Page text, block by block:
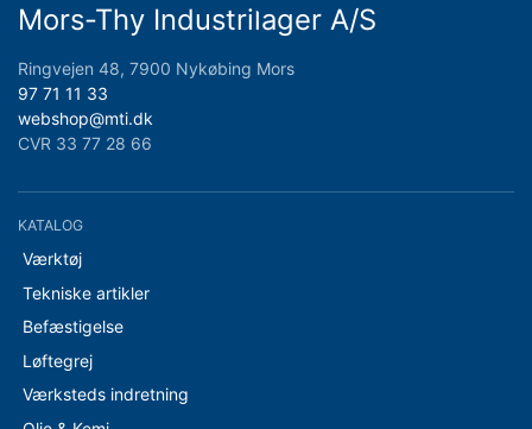
Mors-Thy Industrilager A/S
Ringvejen 48, 7900 Nykøbing Mors
97 71 11 33
webshop@mti.dk
CVR 33 77 28 66
KATALOG
Værktøj
Tekniske artikler
Befæstigelse
Løftegrej
Værksteds indretning